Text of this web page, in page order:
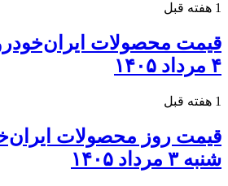
1 هفته قبل
قیمت محصولات
۴ مرداد ۱۴۰۵
1 هفته قبل
قیمت روز محصولات
شنبه ۳ مرداد ۱۴۰۵